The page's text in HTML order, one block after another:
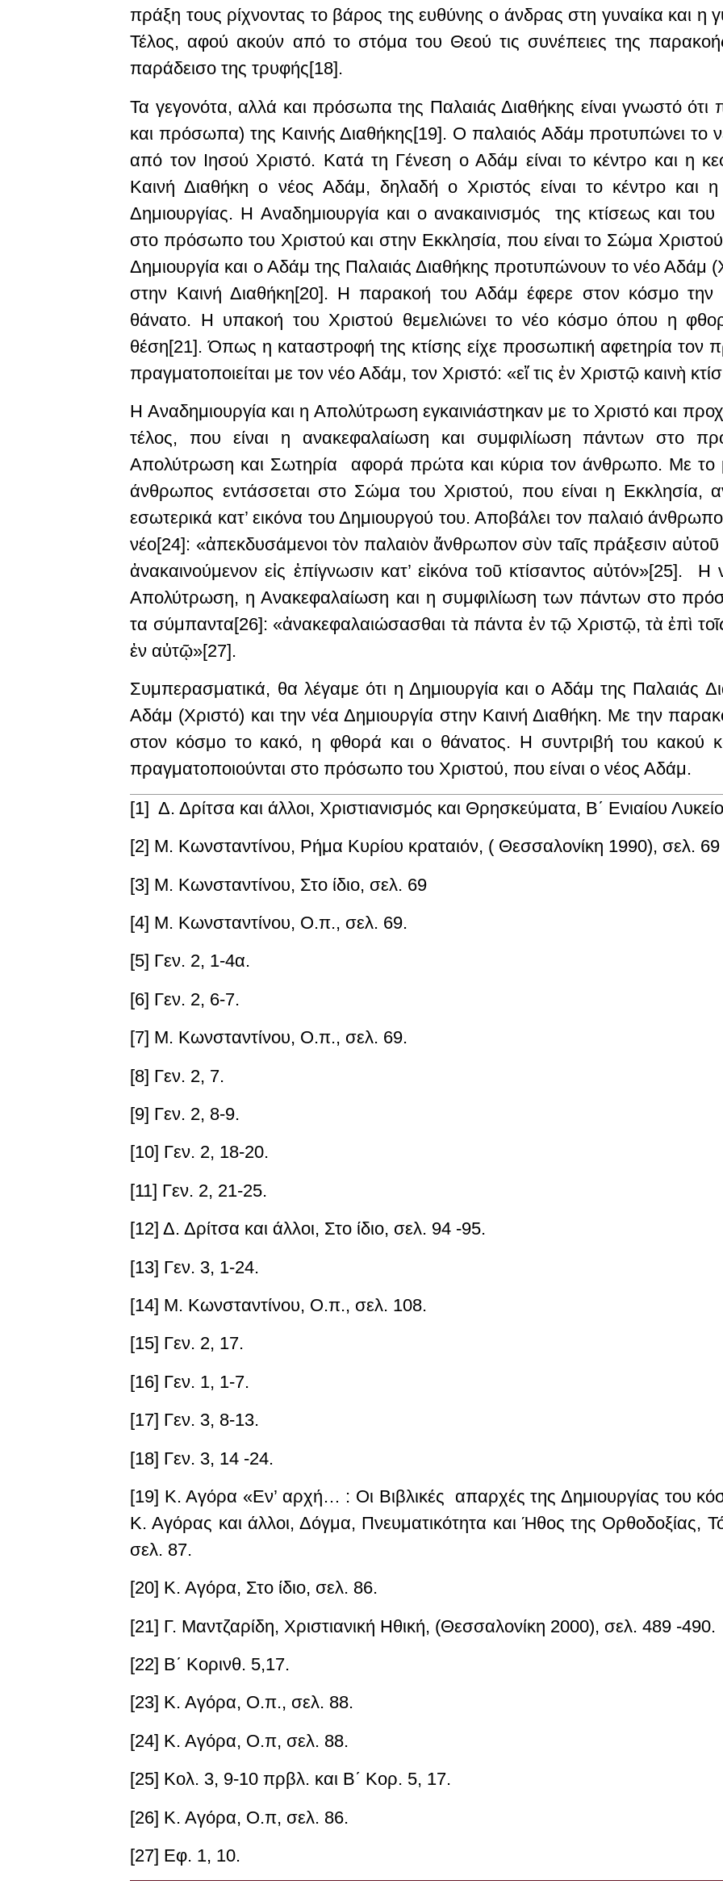
πράξη τους ρίχνοντας το βάρος της ευθύνης ο άνδρας στη γυναίκα και η
Τέλος, αφού ακούν από το στόμα του Θεού τις συνέπειες της
παράδεισο της τρυφής[18].
Τα γεγονότα, αλλά και πρόσωπα της Παλαιάς Διαθήκης είναι γνωστό
και πρόσωπα) της Καινής Διαθήκης[19]. Ο παλαιός Αδάμ προτυπώνει το
από τον Ιησού Χριστό. Κατά τη Γένεση ο Αδάμ είναι το κέντρο και η
Καινή Διαθήκη ο νέος Αδάμ, δηλαδή ο Χριστός είναι το κέντρο και η
Δημιουργίας. Η Αναδημιουργία και ο ανακαινισμός της κτίσεως και
στο πρόσωπο του Χριστού και στην Εκκλησία, που είναι το Σώμα
Δημιουργία και ο Αδάμ της Παλαιάς Διαθήκης προτυπώνουν το νέο Αδάμ
στην Καινή Διαθήκη[20]. Η παρακοή του Αδάμ έφερε στον κόσμο την
θάνατο. Η υπακοή του Χριστού θεμελιώνει το νέο κόσμο όπου η
θέση[21]. Όπως η καταστροφή της κτίσης είχε προσωπική αφετηρία τον
πραγματοποιείται με τον νέο Αδάμ, τον Χριστό: «εἴ τις ἐν Χριστῷ καινὴ
Η Αναδημιουργία και η Απολύτρωση εγκαινιάστηκαν με το Χριστό και
τέλος, που είναι η ανακεφαλαίωση και συμφιλίωση πάντων στο
Απολύτρωση και Σωτηρία αφορά πρώτα και κύρια τον άνθρωπο. Με το
άνθρωπος εντάσσεται στο Σώμα του Χριστού, που είναι η Εκκλησία,
εσωτερικά κατ’ εικόνα του Δημιουργού του. Αποβάλει τον παλαιό άνθρωπο
νέο[24]: «ἀπεκδυσάμενοι τὸν παλαιὸν ἄνθρωπον σὺν ταῖς πράξεσιν αὐτοῦ
ἀνακαινούμενον εἰς ἐπίγνωσιν κατ’ εἰκόνα τοῦ κτίσαντος αὐτόν»[25].
Απολύτρωση, η Ανακεφαλαίωση και η συμφιλίωση των πάντων στο
τα σύμπαντα[26]: «ἀνακεφαλαιώσασθαι τὰ πάντα ἐν τῷ Χριστῷ, τὰ ἐπὶ
ἐν αὐτῷ»[27].
Συμπερασματικά, θα λέγαμε ότι η Δημιουργία και ο Αδάμ της Παλαιάς
Αδάμ (Χριστό) και την νέα Δημιουργία στην Καινή Διαθήκη. Με την
στον κόσμο το κακό, η φθορά και ο θάνατος. Η συντριβή του κακού
πραγματοποιούνται στο πρόσωπο του Χριστού, που είναι ο νέος Αδάμ.
[1] Δ. Δρίτσα και άλλοι, Χριστιανισμός και Θρησκεύματα, Β΄ Ενιαίου
[2] Μ. Κωνσταντίνου, Ρήμα Κυρίου κραταιόν, ( Θεσσαλονίκη 1990), σελ.
[3] Μ. Κωνσταντίνου, Στο ίδιο, σελ. 69
[4] Μ. Κωνσταντίνου, Ο.π., σελ. 69.
[5] Γεν. 2, 1-4α.
[6] Γεν. 2, 6-7.
[7] Μ. Κωνσταντίνου, Ο.π., σελ. 69.
[8] Γεν. 2, 7.
[9] Γεν. 2, 8-9.
[10] Γεν. 2, 18-20.
[11] Γεν. 2, 21-25.
[12] Δ. Δρίτσα και άλλοι, Στο ίδιο, σελ. 94 -95.
[13] Γεν. 3, 1-24.
[14] Μ. Κωνσταντίνου, Ο.π., σελ. 108.
[15] Γεν. 2, 17.
[16] Γεν. 1, 1-7.
[17] Γεν. 3, 8-13.
[18] Γεν. 3, 14 -24.
[19] Κ. Αγόρα «Εν’ αρχή… : Οι Βιβλικές απαρχές της Δημιουργίας του
Κ. Αγόρας και άλλοι,Δόγμα, Πνευματικότητα και Ήθος της Ορθοδοξίας,
σελ. 87.
[20] Κ. Αγόρα, Στο ίδιο, σελ. 86.
[21] Γ. Μαντζαρίδη, Χριστιανική Ηθική, (Θεσσαλονίκη 2000), σελ. 489 -490.
[22] Β΄ Κορινθ. 5,17.
[23] Κ. Αγόρα, O.π., σελ. 88.
[24] Κ. Αγόρα, O.π, σελ. 88.
[25] Κολ. 3, 9-10 πρβλ. και Β΄ Κορ. 5, 17.
[26] Κ. Αγόρα, O.π, σελ. 86.
[27] Εφ. 1, 10.